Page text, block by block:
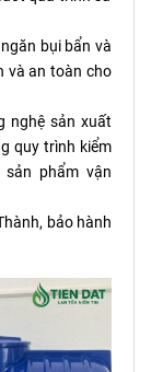
bụi bẩn và
và an toàn cho
nghệ sản xuất
quy trình kiểm
phẩm vận
bảo hành